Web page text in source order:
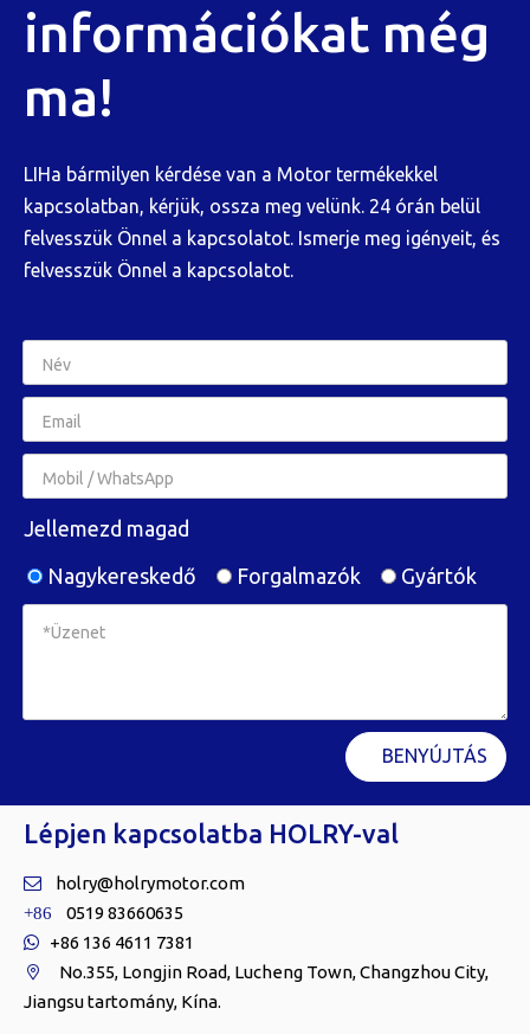
információkat még
ma!
LIHa bármilyen kérdése van a Motor termékekkel
kapcsolatban, kérjük, ossza meg velünk. 24 órán belül
felvesszük Önnel a kapcsolatot. Ismerje meg igényeit, és
felvesszük Önnel a kapcsolatot.
Jellemezd magad
Nagykereskedő
Forgalmazók Gyártók
BENYÚJTÁS
Lépjen kapcsolatba HOLRY-val
 holry@holrymotor.com
+86 0519 83660635
 +86 136 4611 7381

No.355, Longjin Road, Lucheng Town, Changzhou City,
Jiangsu tartomány, Kína.